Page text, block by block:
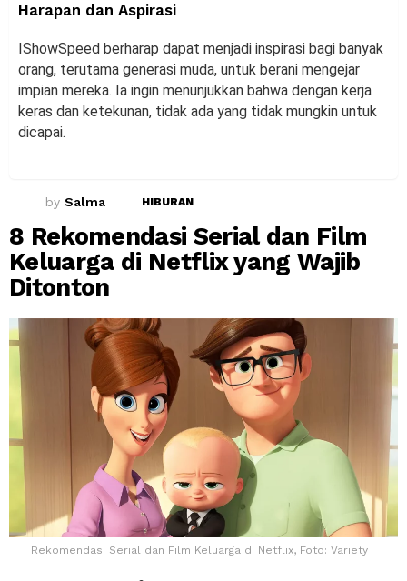
Harapan dan Aspirasi
IShowSpeed berharap dapat menjadi inspirasi bagi banyak
orang, terutama generasi muda, untuk berani mengejar
impian mereka. Ia ingin menunjukkan bahwa dengan kerja
keras dan ketekunan, tidak ada yang tidak mungkin untuk
dicapai.
by Salma HIBURAN
8 Rekomendasi Serial dan Film
Keluarga di Netflix yang Wajib
Ditonton
Rekomendasi Serial dan Film Keluarga di Netflix, Foto: Variety